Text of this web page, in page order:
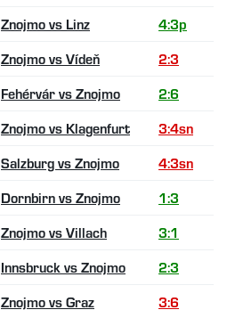
Znojmo vs Linz 4:3p
Znojmo vs Vídeň 2:3
Fehérvár vs Znojmo 2:6
Znojmo vs Klagenfurt 3:4sn
Salzburg vs Znojmo 4:3sn
Dornbirn vs Znojmo 1:3
Znojmo vs Villach 3:1
Innsbruck vs Znojmo 2:3
Znojmo vs Graz 3:6